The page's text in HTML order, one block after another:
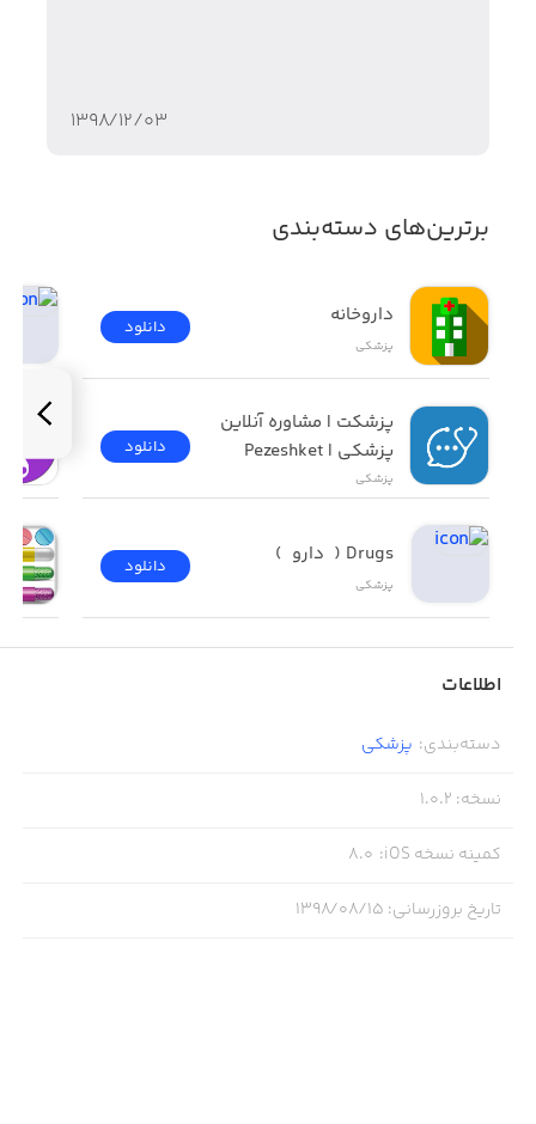
۱۳۹۸/۱۲/۰۳
برترین‌های دسته‌بندی
داروخانه
پزشکی
دانلود
پزشکی | Pezeshket
پزشکی
دانلود
Drugs (  دارو  )
پزشکی
دانلود
اطلاعات
دسته‌بندی: پزشکی
نسخه:
1.0.2
کمینه نسخه iOS :
8.0
تاریخ بروزرسانی: ۱۳۹۸/۰۸/۱۵